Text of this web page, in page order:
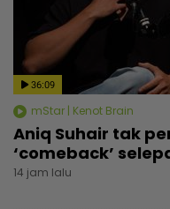
36:09
mStar | Kenot Brain
Aniq Suhair tak
‘comeback’
14 jam lalu